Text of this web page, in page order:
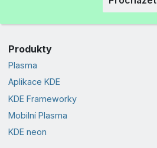
Produkty
Plasma
Aplikace KDE
KDE Frameworky
Mobilní Plasma
KDE neon